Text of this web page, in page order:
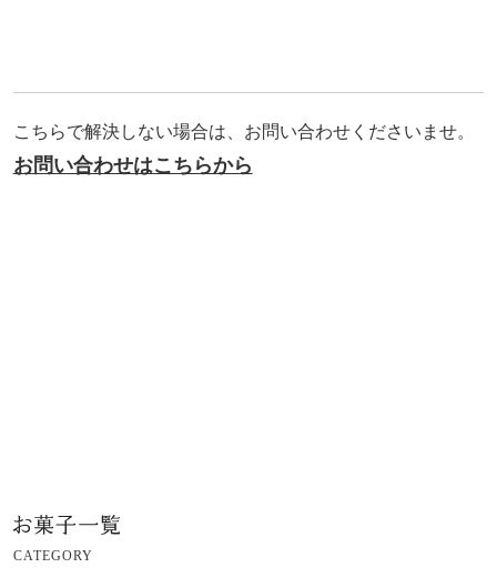
こちらで解決しない場合は、お問い合わせくださいませ。
お問い合わせはこちらから
CATEGORY